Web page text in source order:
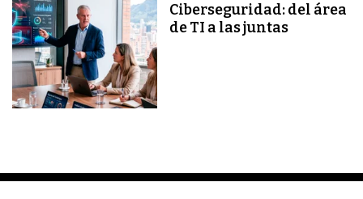
Ciberseguridad: del área
de TI a las juntas